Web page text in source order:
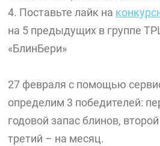
4. Поставьте лайк на
на 5 предыдущих в группе
«БлинБери»
27 февраля с помощью
определим 3 победителей:
годовой запас блинов,
третий – на месяц.